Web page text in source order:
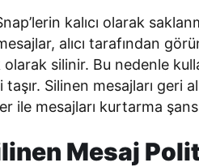
kalıcı olarak
alıcı tarafından
silinir. Bu nedenle
Silinen mesajları geri
ile mesajları kurtarma
Mesaj